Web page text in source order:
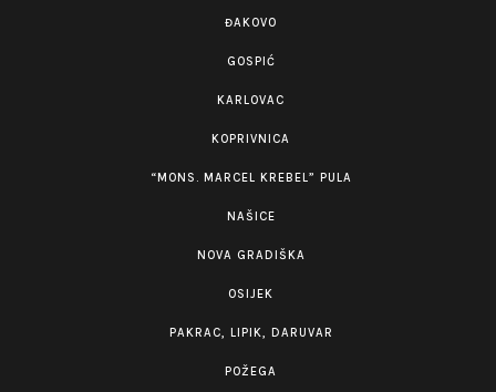
ĐAKOVO
GOSPIĆ
KARLOVAC
KOPRIVNICA
“MONS. MARCEL KREBEL” PULA
NAŠICE
NOVA GRADIŠKA
OSIJEK
PAKRAC, LIPIK, DARUVAR
POŽEGA